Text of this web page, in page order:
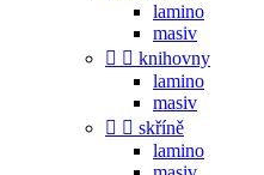
lamino
masiv
  knihovny
lamino
masiv
  skříně
lamino